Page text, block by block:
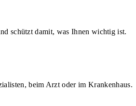
schützt damit, was Ihnen wichtig ist.
beim Arzt oder im Krankenhaus.